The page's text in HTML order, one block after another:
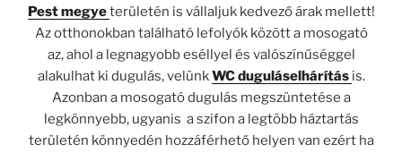
Pest megyeterületén is vállaljuk kedvező árak mellett!
Az otthonokban található lefolyók között a mosogató
az, ahol a legnagyobb eséllyel és valószínűséggel
alakulhat ki dugulás, velünkWC duguláselhárítás is.
Azonban a mosogató dugulás megszüntetése a
legkönnyebb, ugyanis a szifon a legtöbb háztartás
területén könnyedén hozzáférhető helyen van ezért ha